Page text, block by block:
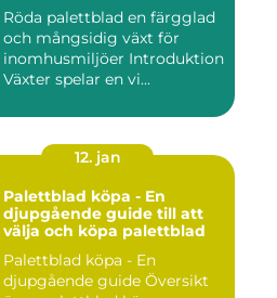
Röda palettblad en färgglad
och mångsidig växt för
inomhusmiljöer Introduktion
Växter spelar en vi...
12. jan
Palettblad köpa - En
djupgående guide till att
välja och köpa palettblad
Palettblad köpa - En
djupgående guide Översikt